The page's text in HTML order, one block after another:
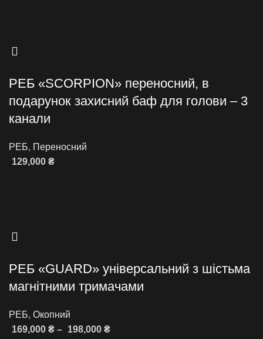
РЕБ «SCORPION» переносний, в
подарунок захисний баф для голови – 3
канали
РЕБ, Переносний
129,000 ₴
РЕБ «GUARD» універсальний з шістьма
магнітними тримачами
РЕБ, Окопний
169,000 ₴ – 198,000 ₴